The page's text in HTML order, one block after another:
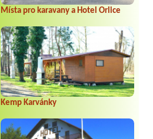
Místa pro karavany a Hotel Orlice
Kemp Karvánky